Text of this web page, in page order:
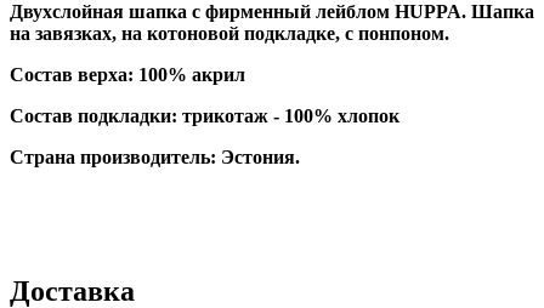
Двухслойная шапка с фирменный лейблом HUPPA. Шапка
на завязках, на котоновой подкладке, с понпоном.
Состав верха: 100% акрил
Состав подкладки: трикотаж - 100% хлопок
Страна производитель: Эстония.
Доставка